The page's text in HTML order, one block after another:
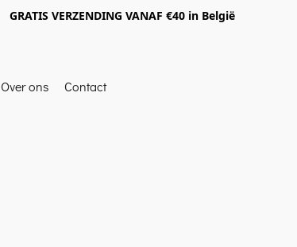
GRATIS VERZENDING VANAF €40 in België
Over ons Contact